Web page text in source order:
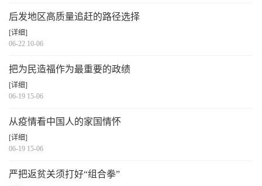
后发地区高质量追赶的路径选择
[详细]
06-22 10-06
把为民造福作为最重要的政绩
[详细]
06-19 15-06
从疫情看中国人的家国情怀
[详细]
06-19 15-06
严把返贫关须打好“组合拳”